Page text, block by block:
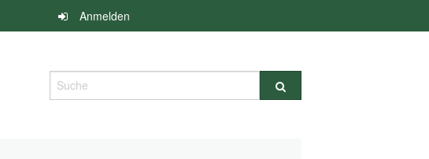
Anmelden
Suche